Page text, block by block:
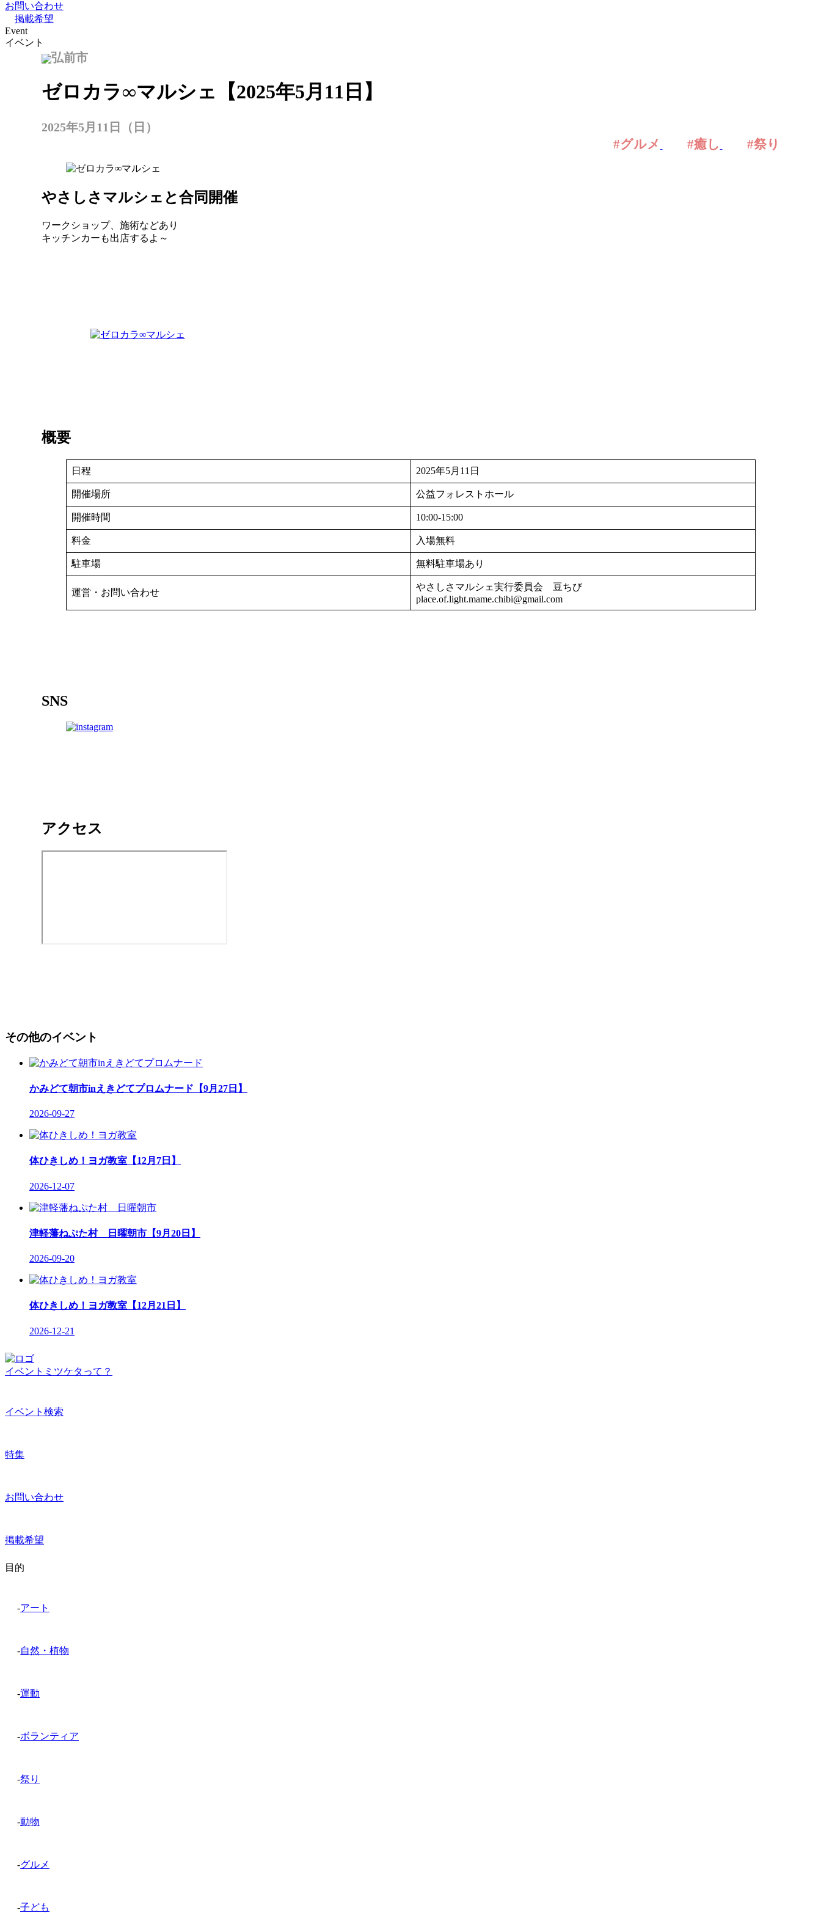
お問い合わせ
掲載希望
Event
イベント
弘前市
ゼロカラ∞マルシェ【2025年5月11日】
2025年5月11日（日）
#グルメ #癒し #祭り
やさしさマルシェと合同開催
ワークショップ、施術などあり
キッチンカーも出店するよ～
概要
日程 2025年5月11日
開催場所 公益フォレストホール
開催時間 10:00-15:00
料金 入場無料
駐車場 無料駐車場あり
運営・お問い合わせ
やさしさマルシェ実行委員会 豆ちび
place.of.light.mame.chibi@gmail.com
SNS
アクセス
その他のイベント
かみどて朝市inえきどてプロムナード【9月27日】
2026-09-27
体ひきしめ！ヨガ教室【12月7日】
2026-12-07
津軽藩ねぷた村 日曜朝市【9月20日】
2026-09-20
体ひきしめ！ヨガ教室【12月21日】
2026-12-21
イベントミツケタって？
イベント検索
特集
お問い合わせ
掲載希望
目的
-アート
-自然・植物
-運動
-ボランティア
-祭り
-動物
-グルメ
-子ども